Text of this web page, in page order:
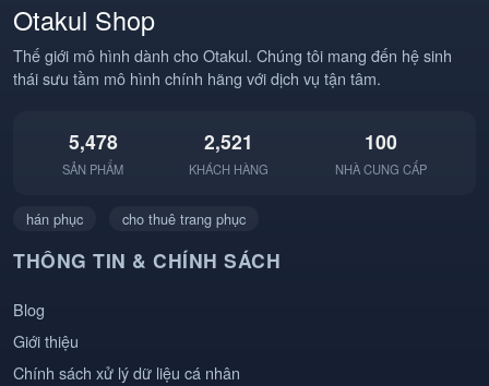
Otakul Shop
Thế giới mô hình dành cho Otakul. Chúng tôi mang đến hệ sinh
thái sưu tầm mô hình chính hãng với dịch vụ tận tâm.
5,478
SẢN PHẨM
2,521
KHÁCH HÀNG
100
NHÀ CUNG CẤP
hán phục cho thuê trang phục
THÔNG TIN & CHÍNH SÁCH
Blog
Giới thiệu
Chính sách xử lý dữ liệu cá nhân